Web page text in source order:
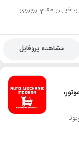
خیابان معلم، روبروی
مشاهده پروفایل